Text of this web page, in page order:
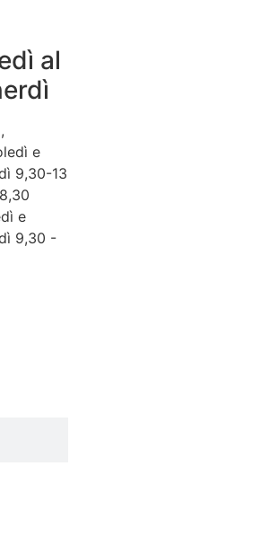
al
e
9,30-13
e
9,30 -